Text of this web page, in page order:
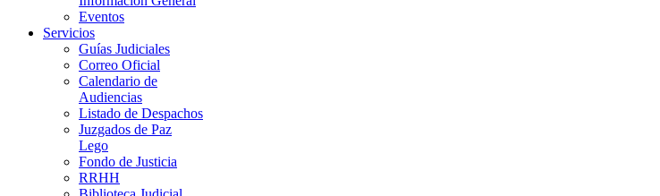
Eventos
Servicios
Guías Judiciales
Correo Oficial
Calendario de
Audiencias
Listado de Despachos
Juzgados de Paz
Lego
Fondo de Justicia
RRHH